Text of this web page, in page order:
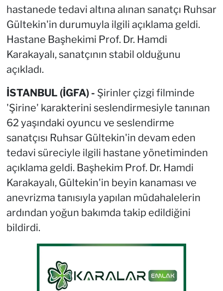
hastanede tedavi altına alınan sanatçı Ruhsar
Gültekin'in durumuyla ilgili açıklama geldi.
Hastane Başhekimi Prof. Dr. Hamdi
Karakayalı, sanatçının stabil olduğunu
açıkladı.
İSTANBUL (İGFA) - Şirinler çizgi filminde
'Şirine' karakterini seslendirmesiyle tanınan
62 yaşındaki oyuncu ve seslendirme
sanatçısı Ruhsar Gültekin'in devam eden
tedavi süreciyle ilgili hastane yönetiminden
açıklama geldi. Başhekim Prof. Dr. Hamdi
Karakayalı, Gültekin'in beyin kanaması ve
anevrizma tanısıyla yapılan müdahalelerin
ardından yoğun bakımda takip edildiğini
bildirdi.